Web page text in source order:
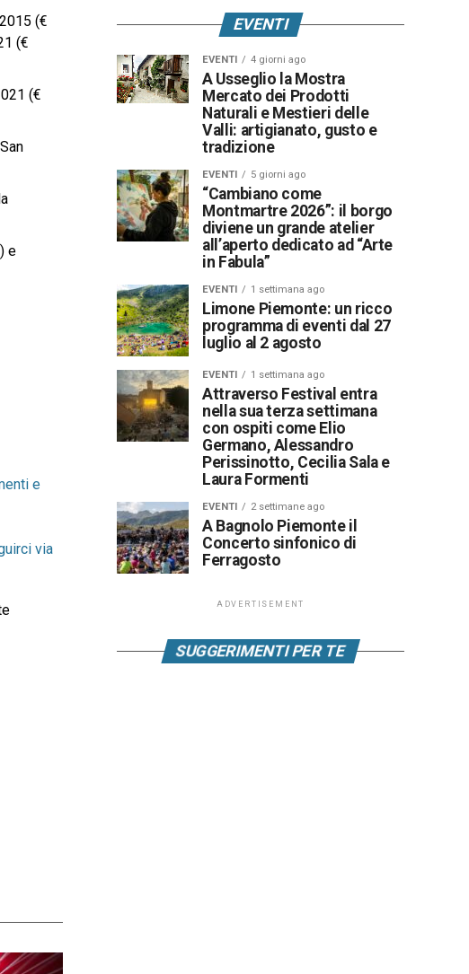
(€
(€
(€
e
e
via
EVENTI
EVENTI 4 giorni ago
A Usseglio la Mostra
Mercato dei Prodotti
Naturali e Mestieri delle
Valli: artigianato, gusto e
tradizione
EVENTI 5 giorni ago
“Cambiano come
Montmartre 2026”: il borgo
diviene un grande atelier
all’aperto dedicato ad “Arte
in Fabula”
EVENTI 1 settimana ago
Limone Piemonte: un ricco
programma di eventi dal 27
luglio al 2 agosto
EVENTI 1 settimana ago
Attraverso Festival entra
nella sua terza settimana
con ospiti come Elio
Germano, Alessandro
Perissinotto, Cecilia Sala e
Laura Formenti
EVENTI 2 settimane ago
A Bagnolo Piemonte il
Concerto sinfonico di
Ferragosto
ADVERTISEMENT
SUGGERIMENTI PER TE